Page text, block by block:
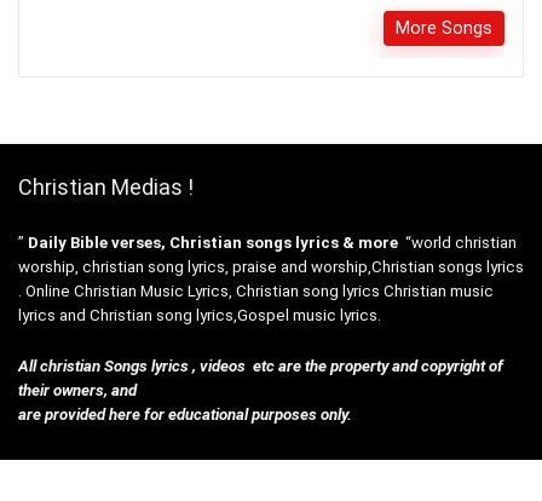
More Songs
Christian Medias !
” Daily Bible verses, Christian songs lyrics & more “world christian
worship, christian song lyrics, praise and worship,Christian songs lyrics
. Online Christian Music Lyrics, Christian song lyrics Christian music
lyrics and Christian song lyrics,Gospel music lyrics.
All christian Songs lyrics , videos etc are the property and copyright of
their owners, and
are provided here for educational purposes only.